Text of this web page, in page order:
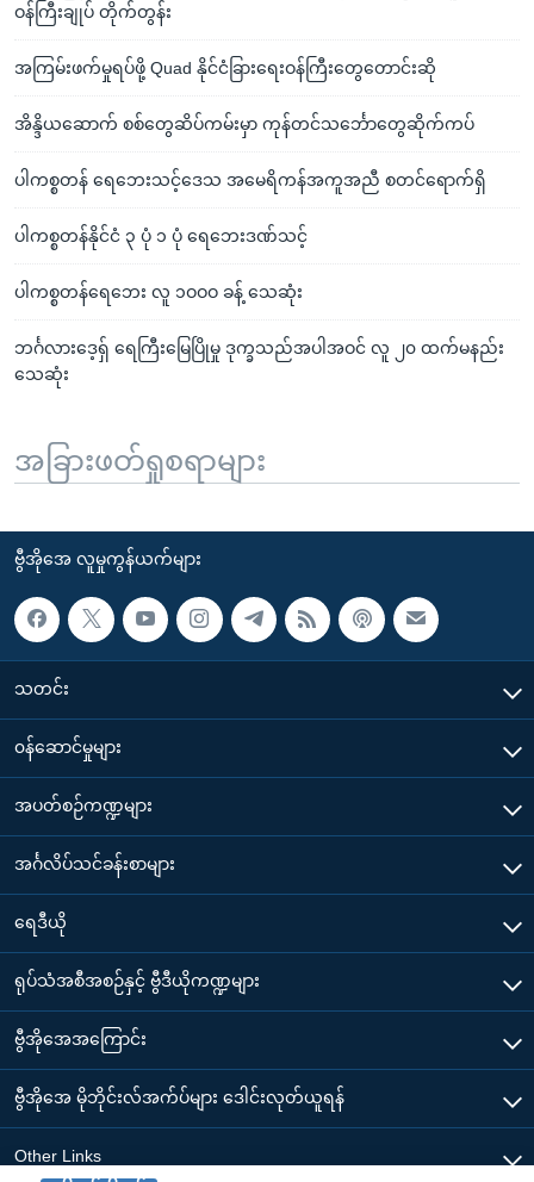
ဝန်ကြီးချုပ် တိုက်တွန်း
အကြမ်းဖက်မှုရပ်ဖို့ Quad နိုင်ငံခြားရေးဝန်ကြီးတွေတောင်းဆို
အိန္ဒိယဆောက် စစ်တွေဆိပ်ကမ်းမှာ ကုန်တင်သင်္ဘောတွေဆိုက်ကပ်
ပါကစ္စတန် ရေဘေးသင့်ဒေသ အမေရိကန်အကူအညီ စတင်ရောက်ရှိ
ပါကစ္စတန်နိုင်ငံ ၃ ပုံ ၁ ပုံ ရေဘေးဒဏ်သင့်
ပါကစ္စတန်ရေဘေး လူ ၁ဝဝဝ ခန့် သေဆုံး
ဘင်္ဂလားဒေ့ရှ် ရေကြီးမြေပြိုမှု ဒုက္ခသည်အပါအဝင် လူ ၂၀ ထက်မနည်း
သေဆုံး
အခြားဖတ်ရှုစရာများ
ဗွီအိုအေ လူမှုကွန်ယက်များ
သတင်း
၀န်ဆောင်မှုများ
အပတ်စဉ်ကဏ္ဍများ
အင်္ဂလိပ်သင်ခန်းစာများ
ရေဒီယို
ရုပ်သံအစီအစဉ်နှင့် ဗွီဒီယိုကဏ္ဍများ
ဗွီအိုအေအကြောင်း
ဗွီအိုအေ မိုဘိုင်းလ်အက်ပ်များ ဒေါင်းလုတ်ယူရန်
Other Links